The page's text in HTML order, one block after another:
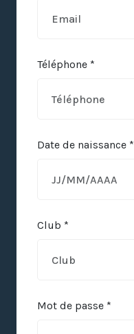
Téléphone *
Date de naissance *
Club *
Mot de passe *